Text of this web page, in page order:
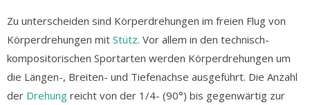
Zu unterscheiden sind Körperdrehungen im freien Flug von
Körperdrehungen mit Stütz. Vor allem in den technisch-
kompositorischen Sportarten werden Körperdrehungen um
die Längen-, Breiten- und Tiefenachse ausgeführt. Die Anzahl
der Drehung reicht von der 1/4- (90°) bis gegenwärtig zur